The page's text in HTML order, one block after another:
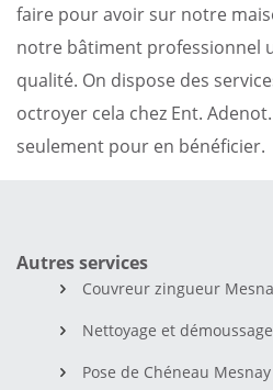
faire pour avoir sur notre
notre bâtiment professionnel
qualité. On dispose des
octroyer cela chez Ent.
seulement pour en bénéficier.
Autres services
Couvreur zingueur
Nettoyage et
Pose de Chéneau